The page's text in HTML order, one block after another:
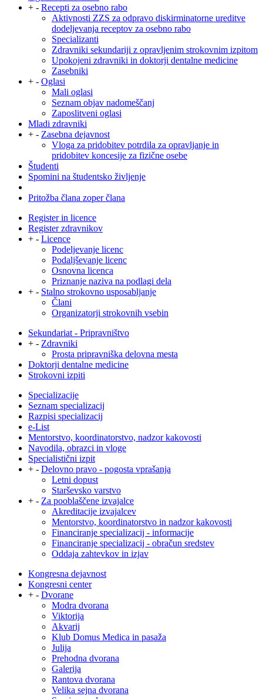
+ - Recepti za osebno rabo
Aktivnosti ZZS za odpravo diskirminatorne ureditve
dodeljevanja receptov za osebno rabo
Specializanti
Zdravniki sekundariji z opravljenim strokovnim izpitom
Upokojeni zdravniki in doktorji dentalne medicine
Zasebniki
+ - Oglasi
Mali oglasi
Seznam objav nadomeščanj
Zaposlitveni oglasi
Mladi zdravniki
+ - Zasebna dejavnost
Vloga za pridobitev potrdila za opravljanje in
pridobitev koncesije za fizične osebe
Študenti
Spomini na študentsko življenje
Pritožba člana zoper člana
Register in licence
Register zdravnikov
+ - Licence
Podeljevanje licenc
Podaljševanje licenc
Osnovna licenca
Priznanje naziva na podlagi dela
+ - Stalno strokovno usposabljanje
Člani
Organizatorji strokovnih vsebin
Sekundariat - Pripravništvo
+ - Zdravniki
Prosta pripravniška delovna mesta
Doktorji dentalne medicine
Strokovni izpiti
Specializacije
Seznam specializacij
Razpisi specializacij
e-List
Mentorstvo, koordinatorstvo, nadzor kakovosti
Navodila, obrazci in vloge
Specialistični izpit
+ - Delovno pravo - pogosta vprašanja
Letni dopust
Starševsko varstvo
+ - Za pooblaščene izvajalce
Akreditacije izvajalcev
Mentorstvo, koordinatorstvo in nadzor kakovosti
Financiranje specializacij - informacije
Financiranje specializacij - obračun sredstev
Oddaja zahtevkov in izjav
Kongresna dejavnost
Kongresni center
+ - Dvorane
Modra dvorana
Viktorija
Akvarij
Klub Domus Medica in pasaža
Julija
Prehodna dvorana
Galerija
Rantova dvorana
Velika sejna dvorana